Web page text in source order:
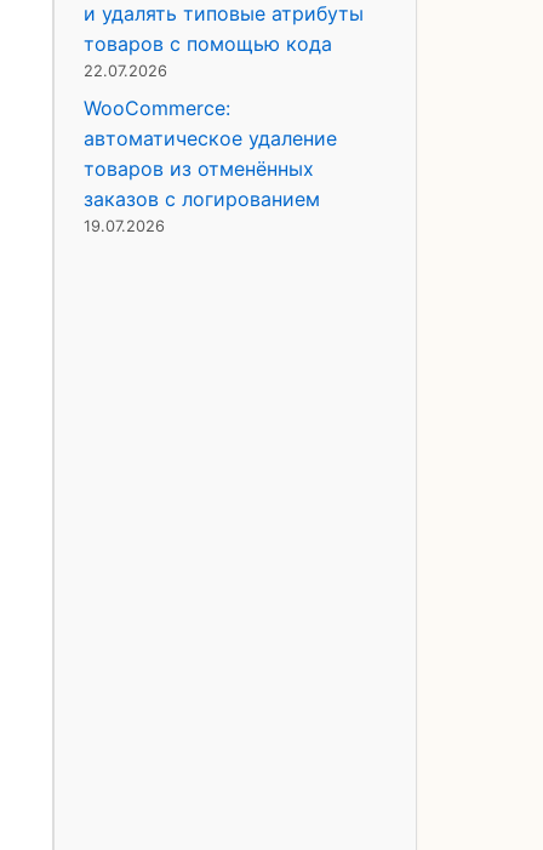
и удалять типовые атрибуты
товаров с помощью кода
22.07.2026
WooCommerce:
автоматическое удаление
товаров из отменённых
заказов с логированием
19.07.2026